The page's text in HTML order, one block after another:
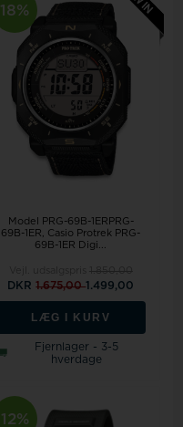
18%
Model PRG-69B-1ERPRG-
69B-1ER, Casio Protrek PRG-
69B-1ER Digi...
DKR1.675,001.499,00
LÆG I KURV
Fjernlager - 3-5
hverdage
12%